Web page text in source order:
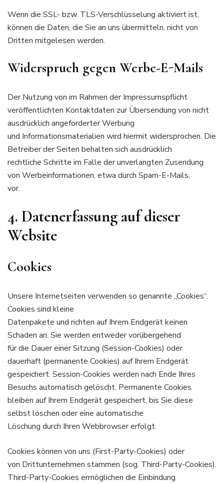
Wenn die SSL- bzw. TLS-Verschlüsselung aktiviert ist,
können die Daten, die Sie an uns übermitteln, nicht von
Dritten mitgelesen werden.
Widerspruch gegen Werbe-E-Mails
Der Nutzung von im Rahmen der Impressumspflicht
veröffentlichten Kontaktdaten zur Übersendung von nicht
ausdrücklich angeforderter Werbung
und Informationsmaterialien wird hiermit widersprochen. Die
Betreiber der Seiten behalten sich ausdrücklich
rechtliche Schritte im Falle der unverlangten Zusendung
von Werbeinformationen, etwa durch Spam-E-Mails,
vor.
4. Datenerfassung auf dieser
Website
Cookies
Unsere Internetseiten verwenden so genannte „Cookies“.
Cookies sind kleine
Datenpakete und richten auf Ihrem Endgerät keinen
Schaden an. Sie werden entweder vorübergehend
für die Dauer einer Sitzung (Session-Cookies) oder
dauerhaft (permanente Cookies) auf Ihrem Endgerät
gespeichert. Session-Cookies werden nach Ende Ihres
Besuchs automatisch gelöscht. Permanente Cookies
bleiben auf Ihrem Endgerät gespeichert, bis Sie diese
selbst löschen oder eine automatische
Löschung durch Ihren Webbrowser erfolgt.
Cookies können von uns (First-Party-Cookies) oder
von Drittunternehmen stammen (sog. Third-Party-Cookies).
Third-Party-Cookies ermöglichen die Einbindung